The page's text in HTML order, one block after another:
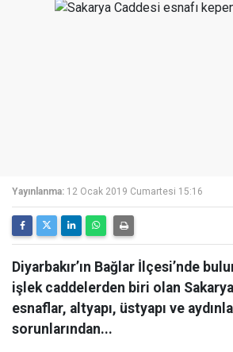
Yayınlanma: 12 Ocak 2019 Cumartesi 15:16
Diyarbakır’ın Bağlar İlçesi’nde
işlek caddelerden biri olan
esnaflar, altyapı, üstyapı ve
sorunlarından...